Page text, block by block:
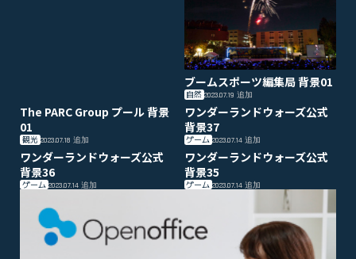
ブームスポーツ編集局 背景01
自然 2023.07.19追加
The PARC Group プール 背景
01
観光 2023.07.18 追加
ワンダーランドウォーズ公式
背景37
ゲーム 2023.07.14追加
ワンダーランドウォーズ公式
背景36
ゲーム 2023.07.14 追加
ワンダーランドウォーズ公式
背景35
ゲーム 2023.07.14追加